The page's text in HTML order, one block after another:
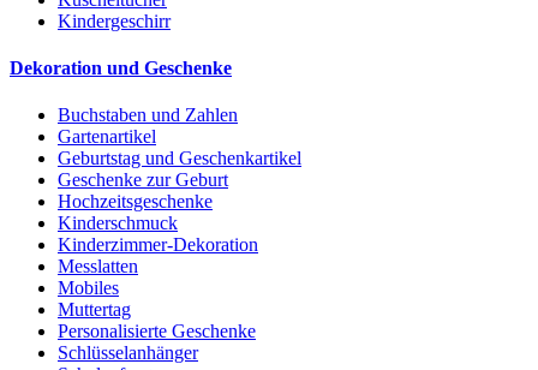
Kindergeschirr
Dekoration und Geschenke
Buchstaben und Zahlen
Gartenartikel
Geburtstag und Geschenkartikel
Geschenke zur Geburt
Hochzeitsgeschenke
Kinderschmuck
Kinderzimmer-Dekoration
Messlatten
Mobiles
Muttertag
Personalisierte Geschenke
Schlüsselanhänger